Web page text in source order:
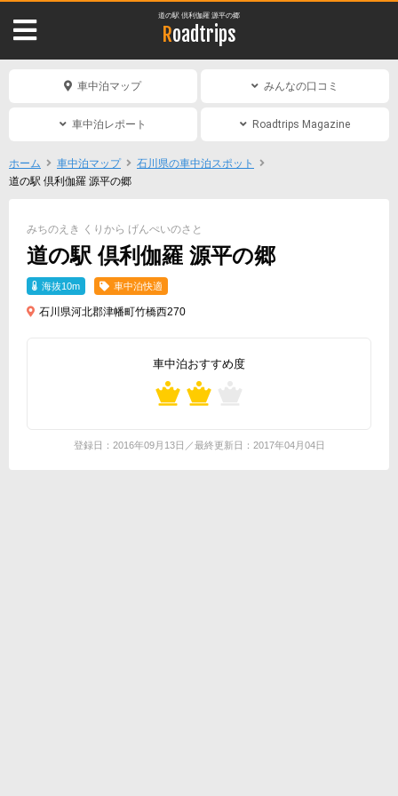
道の駅 倶利伽羅 源平の郷
Roadtrips
車中泊マップ みんなの口コミ
車中泊レポート Roadtrips Magazine
ホーム 車中泊マップ
石川県の車中泊スポット
道の駅 倶利伽羅 源平の郷
みちのえき くりから げんぺいのさと
道の駅 倶利伽羅 源平の郷
海抜10m 車中泊快適
石川県河北郡津幡町竹橋西270
車中泊おすすめ度
登録日：2016年09月13日／最終更新日：2017年04月04日